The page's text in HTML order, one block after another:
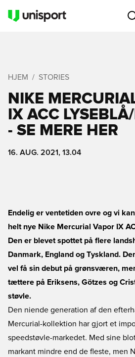
HJEM STORIES
NIKE
IX ACC
- SE MERE HER
16. AUG. 2021, 13.04
Endelig er ventetiden ovre og vi
helt nye Nike Mercurial Vapor IX
Den er blevet spottet på flere
Danmark, England og Tyskland.
vel få sin debut på grønsværen,
tættere på Eriksens, Götzes og
støvle.
Den niende generation af den
Mercurial-kollektion har gjort et
speedstøvle-markedet. Med sine
markant mindre end de fleste, men